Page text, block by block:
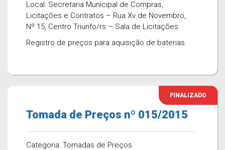
Local: Secretaria Municipal de Compras,
Licitações e Contratos – Rua Xv de Novembro,
Nº 15, Centro Triunfo/rs – Sala de Licitações.
Registro de preços para aquisição de baterias.
FINALIZADO
Tomada de Preços nº 015/2015
Categoria: Tomadas de Preços